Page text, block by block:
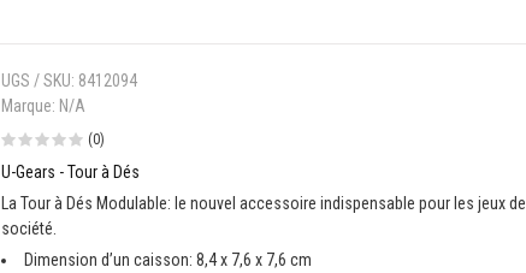
UGS / SKU: 8412094
Marque: N/A
(0)
U-Gears - Tour à Dés
La Tour à Dés Modulable: le nouvel accessoire indispensable pour les jeux de
société.
Dimension d’un caisson: 8,4 x 7,6 x 7,6 cm